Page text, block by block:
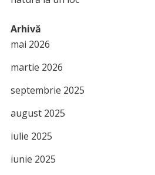
Arhivă
mai 2026
martie 2026
septembrie 2025
august 2025
iulie 2025
iunie 2025